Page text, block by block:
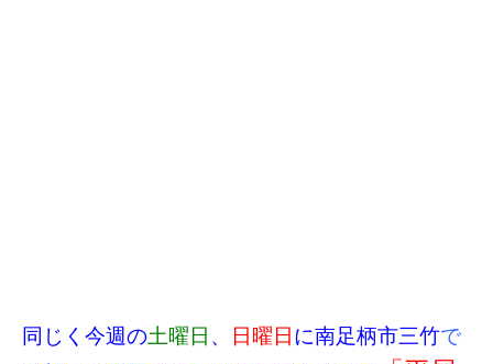
同じく今週の土曜日 、 日曜日 に南足柄市三竹で